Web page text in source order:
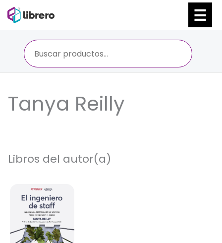
Tanya Reilly
Libros del autor(a)